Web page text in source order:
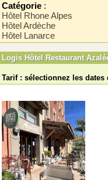
Catégorie :
Hôtel Rhone Alpes
Hôtel Ardèche
Hôtel Lanarce
Logis Hôtel Restaurant
Tarif : sélectionnez les dates